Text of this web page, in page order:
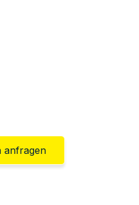
anfragen